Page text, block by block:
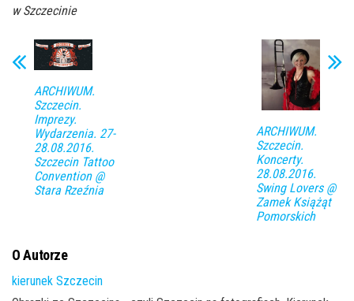
w Szczecinie
ARCHIWUM.
Szczecin.
Imprezy.
Wydarzenia. 27-
28.08.2016.
Szczecin Tattoo
Convention @
Stara Rzeźnia
ARCHIWUM.
Szczecin.
Koncerty.
28.08.2016.
Swing Lovers @
Zamek Książąt
Pomorskich
O Autorze
kierunek Szczecin